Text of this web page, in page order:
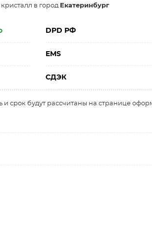
в город Екатеринбург
DPD РФ
EMS
СДЭК
срок будут рассчитаны на странице